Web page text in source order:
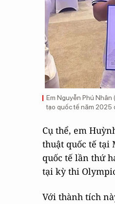
Em Nguyễn Phú
tạo quốc tế năm 2025
Cụ thể, em
thuật quốc tế tại
quốc tế lần thứ
tại kỳ thi
Với thành tích